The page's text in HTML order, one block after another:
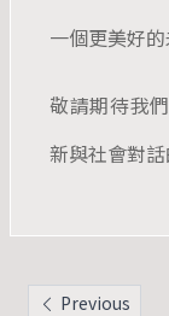
一個更美好的
敬請期待我
新與社會對話
Previous